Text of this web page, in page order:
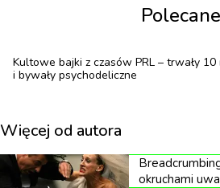
finałowej listy i wreszcie –
realizacjom w 17 kategoriach.
Dom Studenta nr 7
Półfinalista konkursu to
wybudowany akademik
Polecane
Kultowe bajki z czasów PRL – trwały 10
i bywały psychodeliczne
Więcej od autora
okruchami